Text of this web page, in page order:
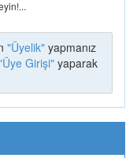
OPTİK
"Üyelik" yapmanız
Girişi" yaparak